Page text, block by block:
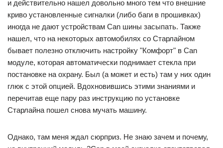
и действительно нашел довольно много тем что внешние
криво установленные сигналки (либо баги в прошивках)
иногда не дают устройствам Can шины засыпать. Также
нашел, что на некоторых автомобилях со Старлайном
бывает полезно отключить настройку "Комфорт" в Can
модуле, которая автоматически поднимает стекла при
постановке на охрану. Был (а может и есть) там у них один
глюк с этой опцией. Вдохновившись этими знаниями и
перечитав еще пару раз инструкцию по установке
Старлайна пошел снова мучать машину.
Однако, там меня ждал сюрприз. Не знаю зачем и почему,